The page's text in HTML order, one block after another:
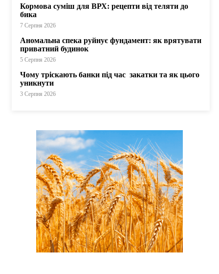
Кормова суміш для ВРХ: рецепти від теляти до
бика
7 Серпня 2026
Аномальна спека руйнує фундамент: як врятувати
приватний будинок
5 Серпня 2026
Чому тріскають банки під час закатки та як цього
уникнути
3 Серпня 2026